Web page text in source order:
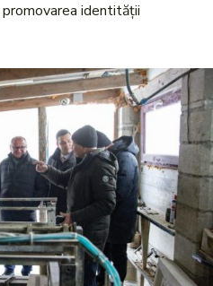
identității